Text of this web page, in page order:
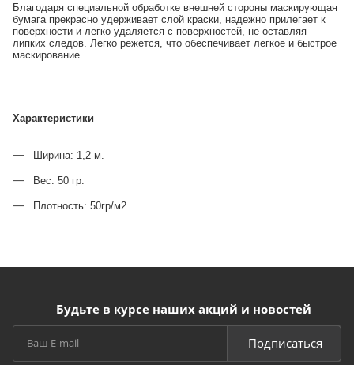
Благодаря специальной обработке внешней стороны маскирующая
бумага прекрасно удерживает слой краски, надежно прилегает к
поверхности и легко удаляется с поверхностей, не оставляя
липких следов. Легко режется, что обеспечивает легкое и быстрое
маскирование.
Характеристики
Ширина: 1,2 м.
Вес: 50 гр.
Плотность: 50гр/м2.
Будьте в курсе наших акций и новостей
Подписаться